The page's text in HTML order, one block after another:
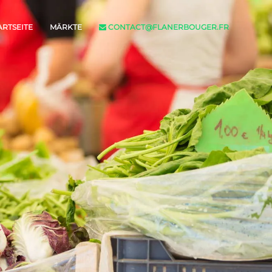
MÄRKTE CONTACT@FLANERBOUGER.FR